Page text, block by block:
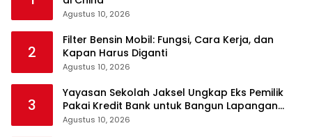
Agustus 10, 2026
2
Filter Bensin Mobil: Fungsi, Cara Kerja, dan
Kapan Harus Diganti
Agustus 10, 2026
3
Yayasan Sekolah Jaksel Ungkap Eks Pemilik
Pakai Kredit Bank untuk Bangun Lapangan
Padel
Agustus 10, 2026